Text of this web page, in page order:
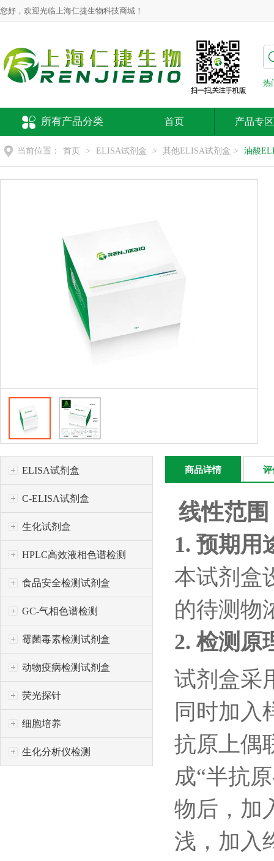
您好，欢迎光临上海仁捷生物科技商城！
热
所有产品分类 首页 产品专区
当前位置： 首页 > ELISA试剂盒 > 其他ELISA试剂盒 > 油酸
ELISA试剂盒
C-ELISA试剂盒
生化试剂盒
HPLC高效液相色谱检测
食品安全检测试剂盒
GC-气相色谱检测
霉菌毒素检测试剂盒
动物疫病检测试剂盒
荧光探针
细胞培养
生化分析仪检测
商品详情 评
线性范
1. 预期用
本试剂盒
的待测物
2. 检测原
试剂盒采
同时加入
抗原上偶
成“半抗原
物后，加
浅，加入